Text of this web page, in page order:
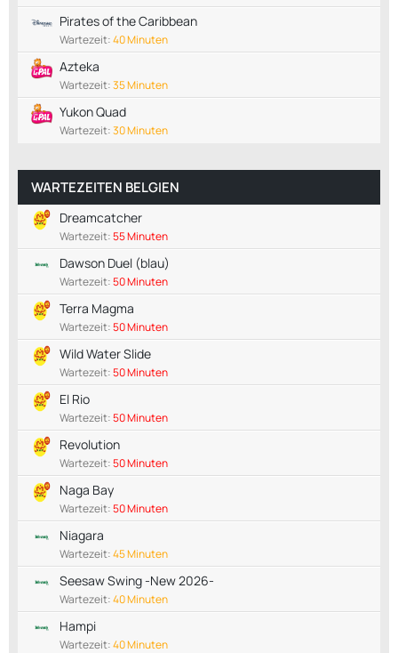
Pirates of the Caribbean
Wartezeit:40 Minuten
Azteka
Wartezeit:35 Minuten
Yukon Quad
Wartezeit:30 Minuten
WARTEZEITEN BELGIEN
Dreamcatcher
Wartezeit:55 Minuten
Dawson Duel (blau)
Wartezeit:50 Minuten
Terra Magma
Wartezeit:50 Minuten
Wild Water Slide
Wartezeit:50 Minuten
El Rio
Wartezeit:50 Minuten
Revolution
Wartezeit:50 Minuten
Naga Bay
Wartezeit:50 Minuten
Niagara
Wartezeit:45 Minuten
Seesaw Swing -New 2026-
Wartezeit:40 Minuten
Hampi
Wartezeit:40 Minuten